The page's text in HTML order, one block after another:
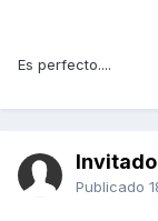
Es perfecto....
Invitado
Publicado